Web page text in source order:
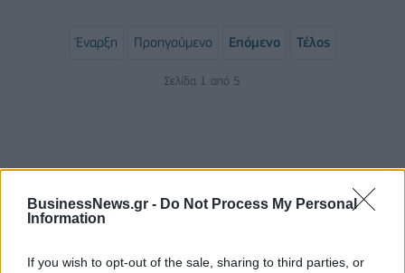
BusinessNews.gr - Do Not Process My Personal
Information
If you wish to opt-out of the sale, sharing to third parties, or
Έναρξη Προηγούμενο Επόμενο Τέλος
Σελίδα 1 από 5